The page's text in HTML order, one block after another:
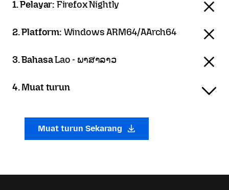
1. Pelayar: Firefox Nightly
2. Platform: Windows ARM64/AArch64
3. BahasaLao - ພາສາລາວ
4. Muat turun
Muat turun Sekarang